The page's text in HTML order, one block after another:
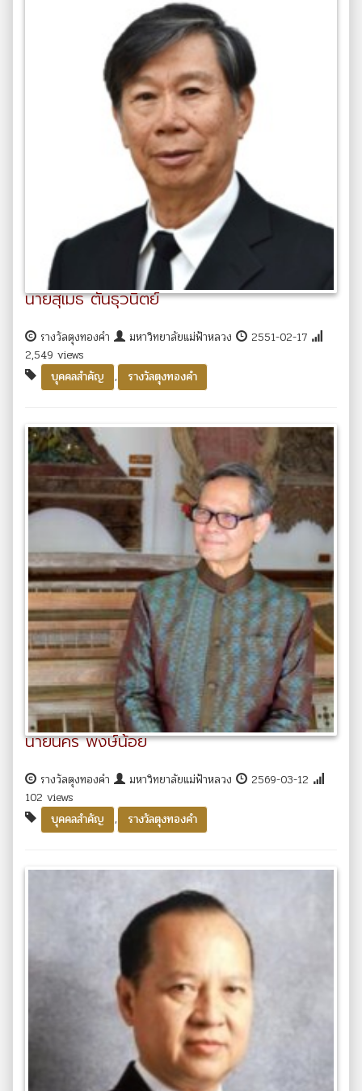
นายสุเมธ ตันธุวนิตย์
รางวัลตุงทองคำ มหาวิทยาลัยแม่ฟ้าหลวง
2551-02-17
2,549 views
บุคคลสำคัญ
, รางวัลตุงทองคำ
นายนคร พงษ์น้อย
รางวัลตุงทองคำ มหาวิทยาลัยแม่ฟ้าหลวง
2569-03-12
102 views
บุคคลสำคัญ
, รางวัลตุงทองคำ